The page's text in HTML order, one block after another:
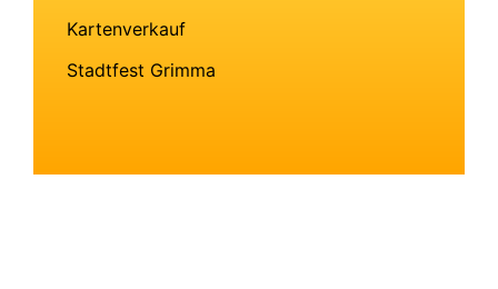
Kartenverkauf
Stadtfest Grimma